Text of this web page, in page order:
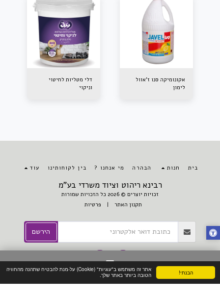
הבנתי!
אתר זה משתמש ב"עוגיות" (Cookie) על-מנת להבטיח שתהנה מהחוויה
הטובה ביותר באתר שלך.
אקונומיקה סנו ז'אוול
לימון
דלי מטליות לחיטוי
וניקוי
רבינא ריהוט וציוד משרדי בע"מ
זכויות יוצרים © 2026 כל הזכויות שמורות
תקנון האתר | פרטיות
בית חנות הבהרה מי אנחנו ? בין לקוחותינו עוד
הירשם
צור קשר